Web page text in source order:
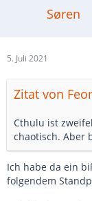
Søren
5. Juli 2021
Zitat von
Cthulu ist
chaotisch. Aber
Ich habe da ein
folgendem